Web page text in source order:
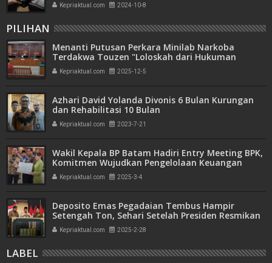
Kepriaktual.com 2024-10-8
PILIHAN
Menanti Putusan Perkara Minilab Narkoba
Terdakwa Touzen "Loloskah dari Hukuman
Seumur Hidup atau Mati"
Kepriaktual.com 2025-12-5
Azhari David Yolanda Divonis 6 Bulan Kurungan
dan Rehabilitasi 10 Bulan
Kepriaktual.com 2023-7-21
Wakil Kepala BP Batam Hadiri Entry Meeting BPK,
Komitmen Wujudkan Pengelolaan Keuangan
Transparan dan Akuntabel
Kepriaktual.com 2025-3-4
Deposito Emas Pegadaian Tembus Hampir
Setengah Ton, Sehari Setelah Presiden Resmikan
Bank Emas
Kepriaktual.com 2025-2-28
LABEL